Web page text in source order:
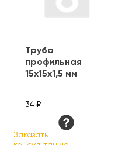
Труба
профильная
15х15х1,5 мм
34 ₽
Заказать